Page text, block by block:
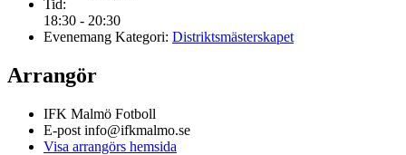
Tid:
18:30 - 20:30
Evenemang Kategori: Distriktsmästerskapet
Arrangör
IFK Malmö Fotboll
E-post info@ifkmalmo.se
Visa arrangörs hemsida